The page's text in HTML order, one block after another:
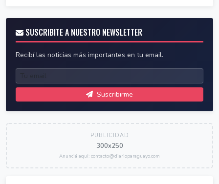
SUSCRIBITE A NUESTRO NEWSLETTER
Recibí las noticias más importantes en tu email.
Suscribirme
PUBLICIDAD
300x250
Anunciá aquí: contacto@diarioparaguayo.com